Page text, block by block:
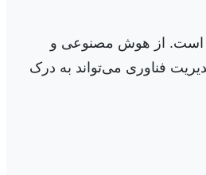
است. از هوش مصنوعی و
فناوری می‌تواند به درک